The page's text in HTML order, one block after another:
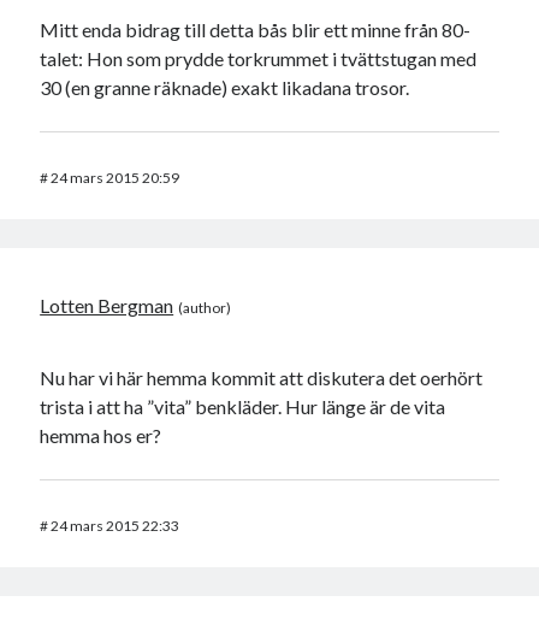
Mitt enda bidrag till detta bås blir ett minne från 80-
talet: Hon som prydde torkrummet i tvättstugan med
30 (en granne räknade) exakt likadana trosor.
#24 mars 2015 20:59
Lotten Bergman
Nu har vi här hemma kommit att diskutera det oerhört
trista i att ha ”vita” benkläder. Hur länge är de vita
hemma hos er?
#24 mars 2015 22:33